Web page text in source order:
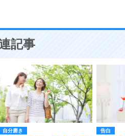
。
記事
自分磨き 告白